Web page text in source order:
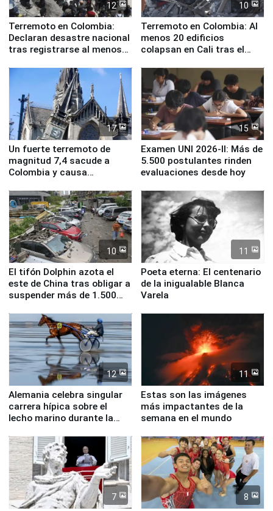
12
Terremoto en Colombia:
Declaran desastre nacional
tras registrarse al menos
10
Terremoto en Colombia: Al
menos 20 edificios
colapsan en Cali tras el
17
Un fuerte terremoto de
magnitud 7,4 sacude a
Colombia y causa
15
Examen UNI 2026-II: Más de
5.500 postulantes rinden
evaluaciones desde hoy
10
El tifón Dolphin azota el
este de China tras obligar a
suspender más de 1.500
11
Poeta eterna: El centenario
de la inigualable Blanca
Varela
12
Alemania celebra singular
carrera hípica sobre el
lecho marino durante la
11
Estas son las imágenes
más impactantes de la
semana en el mundo
7 8